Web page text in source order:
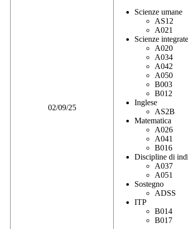
02/09/25
Scienze umane
AS12
A021
Scienze integrate
A020
A034
A042
A050
B003
B012
Inglese
AS2B
Matematica
A026
A041
B016
Discipline di
A037
A051
Sostegno
ADSS
ITP
B014
B017